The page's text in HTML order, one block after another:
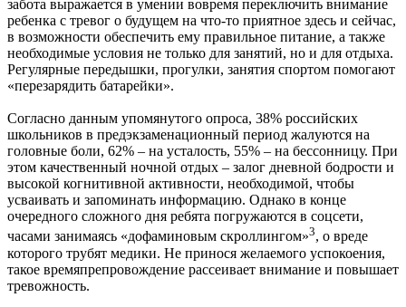
забота выражается в умении вовремя переключить внимание
ребенка с тревог о будущем на что-то приятное здесь и сейчас,
в возможности обеспечить ему правильное питание, а также
необходимые условия не только для занятий, но и для отдыха.
Регулярные передышки, прогулки, занятия спортом помогают
«перезарядить батарейки».
Согласно данным упомянутого опроса, 38% российских
школьников в предэкзаменационный период жалуются на
головные боли, 62% – на усталость, 55% – на бессонницу. При
этом качественный ночной отдых – залог дневной бодрости и
высокой когнитивной активности, необходимой, чтобы
усваивать и запоминать информацию. Однако в конце
очередного сложного дня ребята погружаются в соцсети,
часами занимаясь «дофаминовым скроллингом»3, о вреде
которого трубят медики. Не принося желаемого успокоения,
такое времяпрепровождение рассеивает внимание и повышает
тревожность.